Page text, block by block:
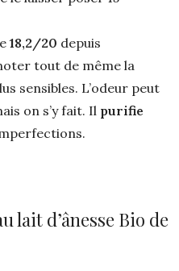
18,2/20 depuis
tout de même la
sensibles. L’odeur peut
on s’y fait. Il purifie
lait d’ânesse Bio de